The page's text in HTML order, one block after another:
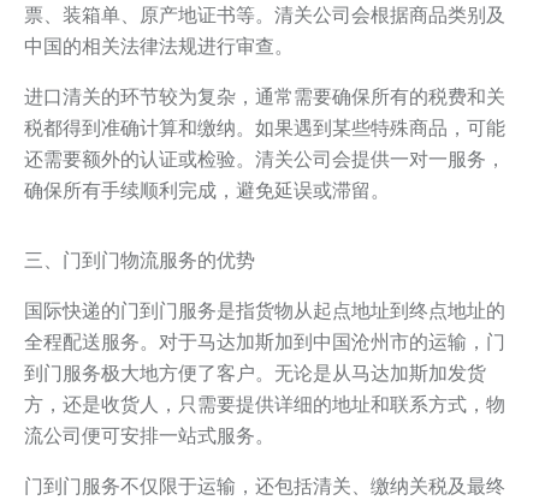
票、装箱单、原产地证书等。清关公司会根据商品类别及
中国的相关法律法规进行审查。
进口清关的环节较为复杂，通常需要确保所有的税费和关
税都得到准确计算和缴纳。如果遇到某些特殊商品，可能
还需要额外的认证或检验。清关公司会提供一对一服务，
确保所有手续顺利完成，避免延误或滞留。
三、门到门物流服务的优势
国际快递的门到门服务是指货物从起点地址到终点地址的
全程配送服务。对于马达加斯加到中国沧州市的运输，门
到门服务极大地方便了客户。无论是从马达加斯加发货
方，还是收货人，只需要提供详细的地址和联系方式，物
流公司便可安排一站式服务。
门到门服务不仅限于运输，还包括清关、缴纳关税及最终